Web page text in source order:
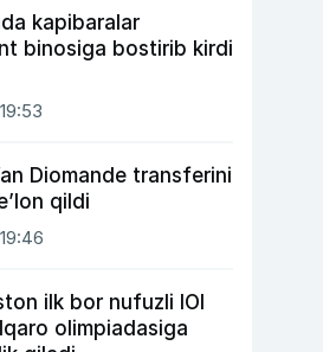
kapibaralar
binosiga bostirib kirdi
Diomande transferini
qildi
ilk bor nufuzli IOI
olimpiadasiga